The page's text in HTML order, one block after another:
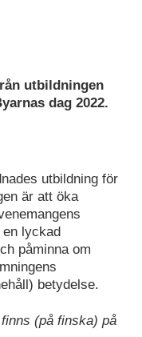
utbildningen
dag 2022.
utbildning för
är att öka
en lyckad
påminna om
betydelse.
(på finska) på